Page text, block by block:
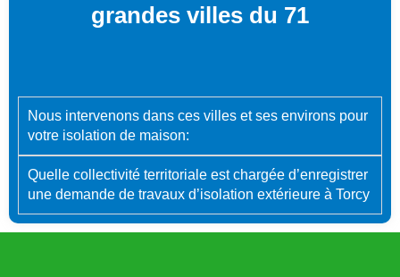
grandes villes du 71
Nous intervenons dans ces villes et ses environs pour
votre isolation de maison:
Quelle collectivité territoriale est chargée d’enregistrer
une demande de travaux d’isolation extérieure à Torcy